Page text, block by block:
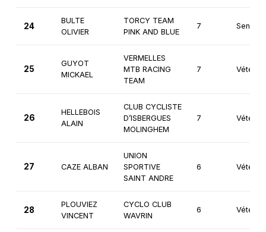
24
BULTE
OLIVIER
TORCY TEAM
PINK AND BLUE
7 Seniors
25
GUYOT
MICKAEL
VERMELLES
MTB RACING
TEAM
7
26
HELLEBOIS
ALAIN
CLUB CYCLISTE
D’ISBERGUES
MOLINGHEM
7
27 CAZE ALBAN
UNION
SPORTIVE
SAINT ANDRE
6
28
PLOUVIEZ
VINCENT
CYCLO CLUB
WAVRIN
6